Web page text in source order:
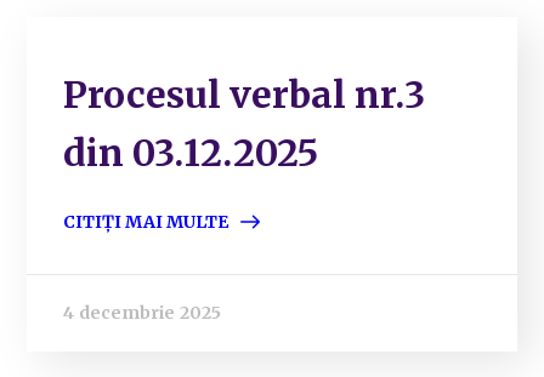
Procesul verbal nr.3
din 03.12.2025
CITIȚI MAI MULTE
4 decembrie 2025